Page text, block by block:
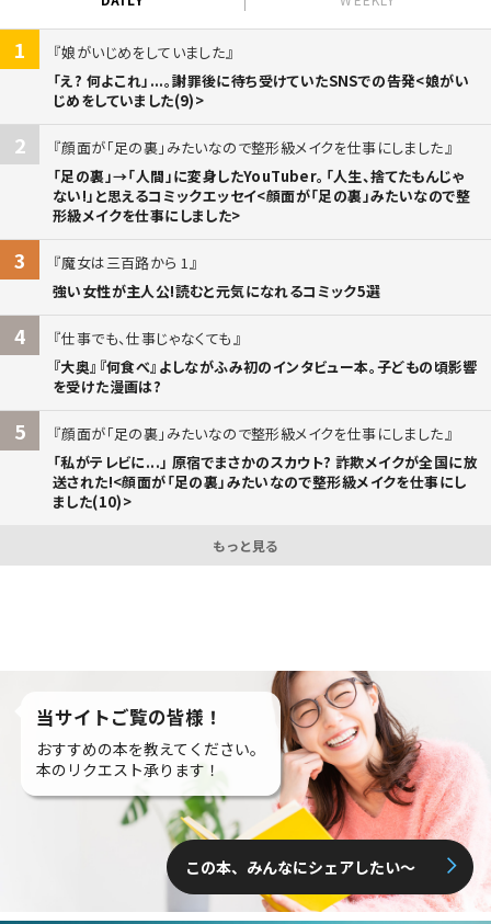
1
娘がいじめをしていました
「え? 何よこれ」...。謝罪後に待ち受けていたSNSでの告発<娘がい
じめをしていました(9)>
2
顔面が「足の裏」みたいなので整形級メイクを仕事にしました
「足の裏」→「人間」に変身したYouTuber。「人生、捨てたもんじゃ
ない!」と思えるコミックエッセイ<顔面が「足の裏」みたいなので整
形級メイクを仕事にしました>
3
魔女は三百路から 1
強い女性が主人公!読むと元気になれるコミック5選
4
仕事でも、仕事じゃなくても
『大奥』『何食べ』よしながふみ初のインタビュー本。子どもの頃影響
を受けた漫画は?
5
顔面が「足の裏」みたいなので整形級メイクを仕事にしました
「私がテレビに...」 原宿でまさかのスカウト? 詐欺メイクが全国に放
送された!<顔面が「足の裏」みたいなので整形級メイクを仕事にし
ました(10)>
もっと見る
当サイトご覧の皆様！
おすすめの本を教えてください。
本のリクエスト承ります！
この本、みんなにシェアしたい〜